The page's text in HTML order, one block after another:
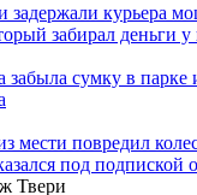
задержали курьера
забирал деньги
сумку в парке
мести повредил
под подпиской